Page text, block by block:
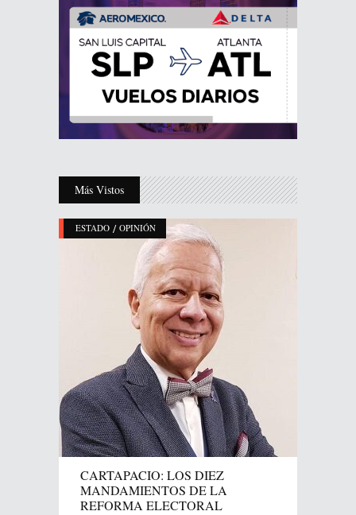
Más Vistos
ESTADO / OPINIÓN
CARTAPACIO: LOS DIEZ
MANDAMIENTOS DE LA
REFORMA ELECTORAL